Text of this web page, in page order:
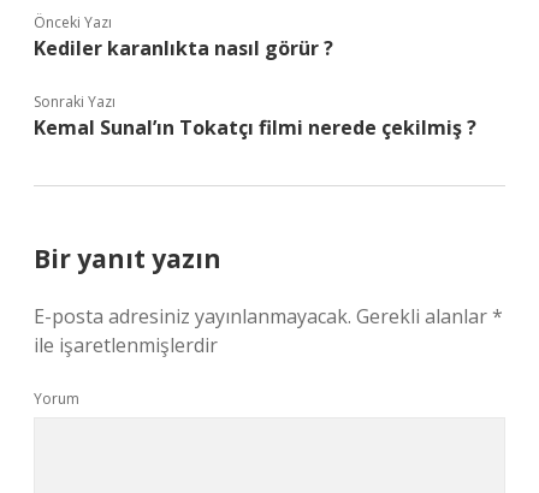
Önceki Yazı
Kediler karanlıkta nasıl görür ?
Sonraki Yazı
Kemal Sunal’ın Tokatçı filmi nerede çekilmiş ?
Bir yanıt yazın
E-posta adresiniz yayınlanmayacak. Gerekli alanlar*
ile işaretlenmişlerdir
Yorum